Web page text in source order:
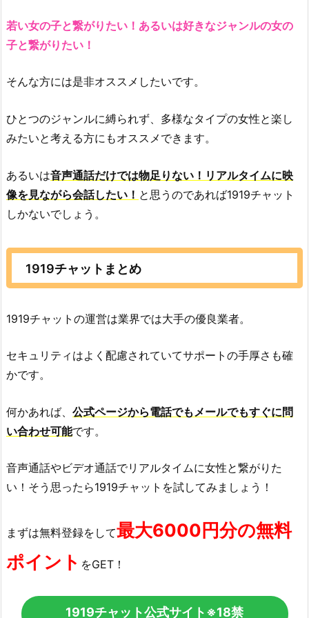
若い女の子と繋がりたい！あるいは好きなジャンルの女の
子と繋がりたい！
そんな方には是非オススメしたいです。
ひとつのジャンルに縛られず、多様なタイプの女性と楽し
みたいと考える方にもオススメできます。
あるいは音声通話だけでは物足りない！リアルタイムに映
像を見ながら会話したい！ と思うのであれば1919チャット
しかないでしょう。
1919チャットまとめ
1919チャットの運営は業界では大手の優良業者。
セキュリティはよく配慮されていてサポートの手厚さも確
かです。
何かあれば、 公式ページから電話でもメールでもすぐに問
い合わせ可能です。
音声通話やビデオ通話でリアルタイムに女性と繋がりた
い！そう思ったら1919チャットを試してみましょう！
まずは無料登録をして最大6000円分の無料
ポイント をGET！
1919チャット公式サイト※18禁